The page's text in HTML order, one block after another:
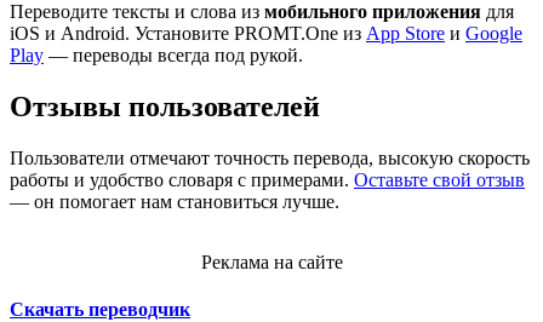
Переводите тексты и слова из мобильного приложения для
iOS и Android. Установите PROMT.One из App Store и Google
Play — переводы всегда под рукой.
Отзывы пользователей
Пользователи отмечают точность перевода, высокую скорость
работы и удобство словаря с примерами. Оставьте свой отзыв
— он помогает нам становиться лучше.
Реклама на сайте
Скачать переводчик